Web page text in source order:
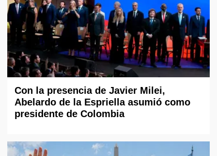
Con la presencia de Javier Milei,
Abelardo de la Espriella asumió como
presidente de Colombia